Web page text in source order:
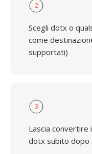
2
Scegli dotx o
come
supportati)
3
Lascia convertire
dotx subito dopo